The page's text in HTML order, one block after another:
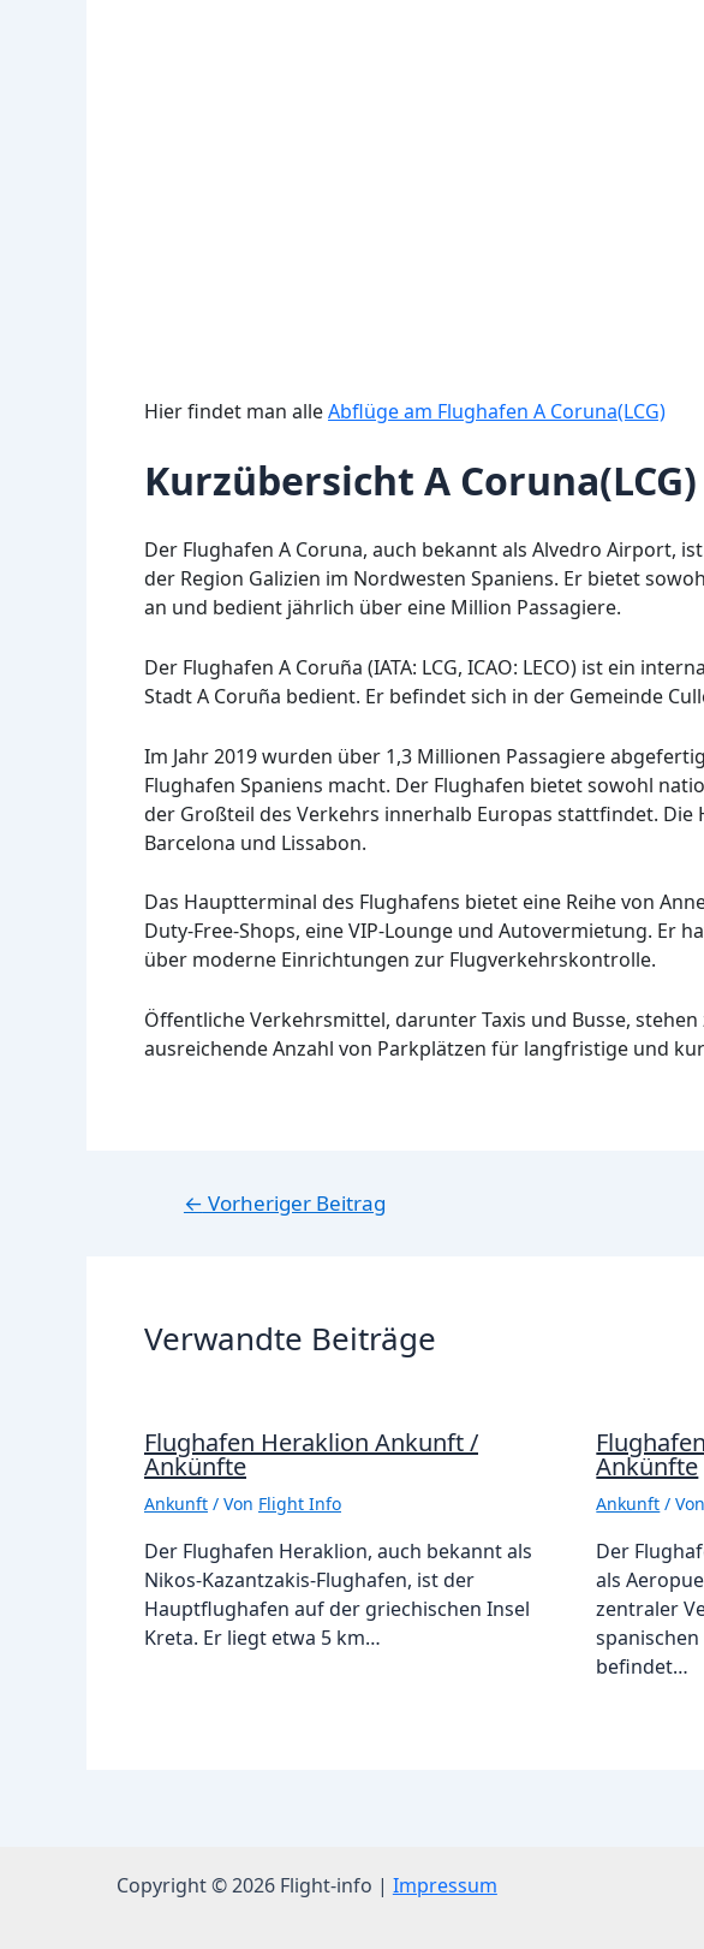
Hier findet man alleAbflüge am Flughafen A Coruna(LCG)
Kurzübersicht A Coruna(LCG)
Der Flughafen A Coruna, auch bekannt als Alvedro Airport,
der Region Galizien im Nordwesten Spaniens. Er bietet
an und bedient jährlich über eine Million Passagiere.
Der Flughafen A Coruña (IATA: LCG, ICAO: LECO) ist ein
Stadt A Coruña bedient. Er befindet sich in der Gemeinde
Im Jahr 2019 wurden über 1,3 Millionen Passagiere
Flughafen Spaniens macht. Der Flughafen bietet sowohl
der Großteil des Verkehrs innerhalb Europas stattfindet.
Barcelona und Lissabon.
Das Hauptterminal des Flughafens bietet eine Reihe von
Duty-Free-Shops, eine VIP-Lounge und Autovermietung. Er
über moderne Einrichtungen zur Flugverkehrskontrolle.
Öffentliche Verkehrsmittel, darunter Taxis und Busse,
ausreichende Anzahl von Parkplätzen für langfristige und
Beitragsnavigation
← Vorheriger Beitrag
Verwandte Beiträge
Flughafen Heraklion Ankunft /
Ankünfte
Ankunft / Von Flight Info
Der Flughafen Heraklion, auch bekannt als
Nikos-Kazantzakis-Flughafen, ist der
Hauptflughafen auf der griechischen Insel
Kreta. Er liegt etwa 5 km…
Ankünfte
Ankunft / Von
Der
als
zentraler
befindet…
Copyright © 2026 Flight-info | Impressum